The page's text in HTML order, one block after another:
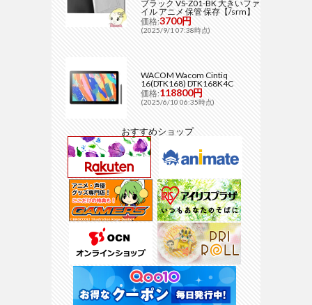
ブラック VS-Z01-BK 大きいファ
イル アニメ 保管 保存【/srm】
価格:3700円
(2025/9/1 07:38時点)
WACOM Wacom Cintiq
16(DTK168) DTK168K4C
価格:118800円
(2025/6/10 06:35時点)
おすすめショップ